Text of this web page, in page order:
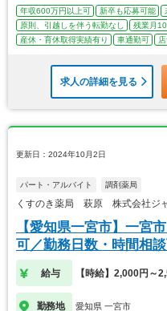
年収600万円以上可 新卒も応募可能
原則、引越しを伴う転勤なし
残業月
産休・育休取得実績有り
車通勤可
求人の詳細を見る
更新日：2024年10月2日
パート・アルバイト 調剤薬局
くすのき薬局 萩原 株式会社ジ
【愛知県一宮市】一宮
可／勤務日数・時間相
給与 【時給】2,000円～
勤務地 愛知県 一宮市